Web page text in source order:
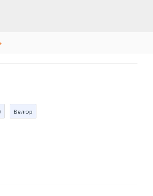
Велюр